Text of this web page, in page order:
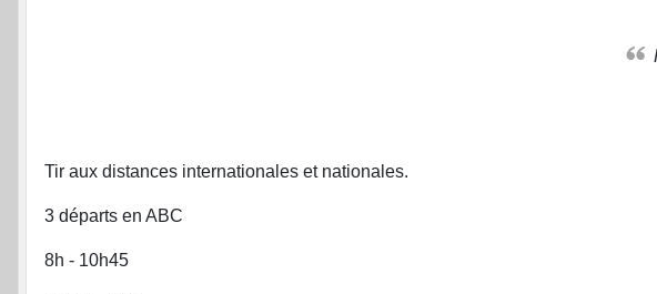
Tir aux distances internationales et nationales.
3 départs en ABC
8h - 10h45